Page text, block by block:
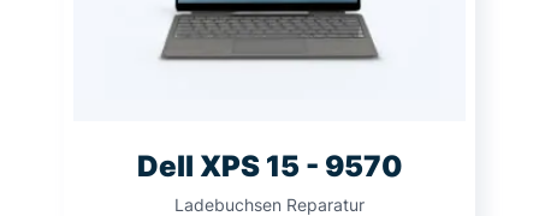
Dell XPS 15 - 9570
Ladebuchsen Reparatur